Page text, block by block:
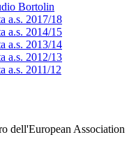
Bortolin
a.s. 2017/18
a.s. 2014/15
a.s. 2013/14
a.s. 2012/13
a.s. 2011/12
dell'European Association